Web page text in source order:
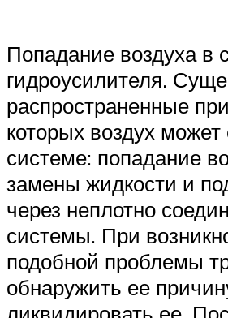
Попадание воздуха в
гидроусилителя.
распространенные
которых воздух может
системе: попадание
замены жидкости и
через неплотно
системы. При
подобной проблемы
обнаружить ее